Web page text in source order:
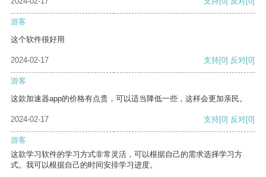
游客
这个软件很好用
2024-02-17 支持[0] 反对[0]
游客
这款加速器app的价格有点贵，可以适当降低一些，这样会更加亲民。
2024-02-17 支持[0] 反对[0]
游客
这款学习软件的学习方式非常灵活，可以根据自己的需求选择学习方
式。我可以根据自己的时间安排学习进度。